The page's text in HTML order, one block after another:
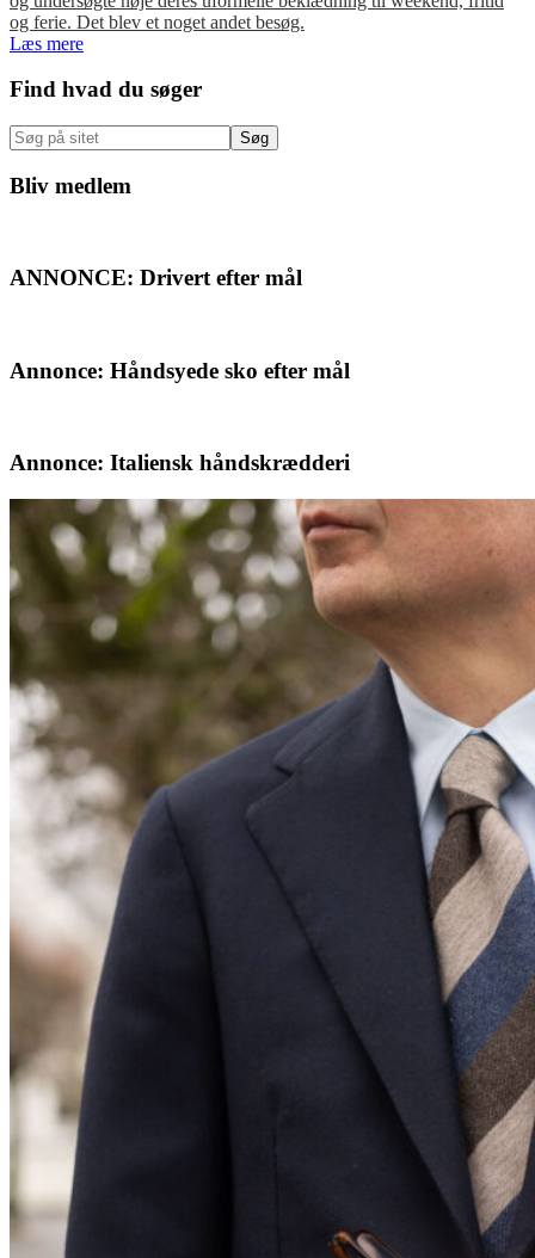
og ferie. Det blev et noget andet besøg.
Læs mere
Primær
Sidebar
Find hvad du søger
Søg
på
sitet
Bliv medlem
ANNONCE: Drivert efter mål
Annonce: Håndsyede sko efter mål
Annonce: Italiensk håndskrædderi